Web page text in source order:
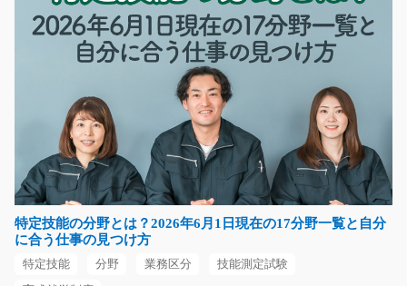
長野県下伊那郡豊丘村
気になる
リサイクル工場でプラスチック製品の検査/y08_00
大きな工場でプラスチック製品の目視検査のお仕事☆製
品は全てプラスチック…
長期（3ヶ月以上）
時給1200円～1500円
福岡県直方市
特定技能の分野とは？2026年6月1日現在の17分野一覧と自分
に合う仕事の見つけ方
特定技能 分野 業務区分 技能測定試験